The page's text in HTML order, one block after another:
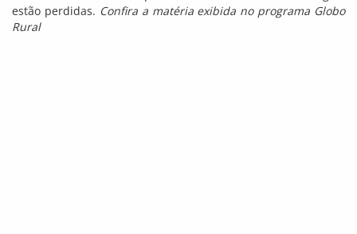
estão perdidas. Confira a matéria exibida no programa Globo
Rural